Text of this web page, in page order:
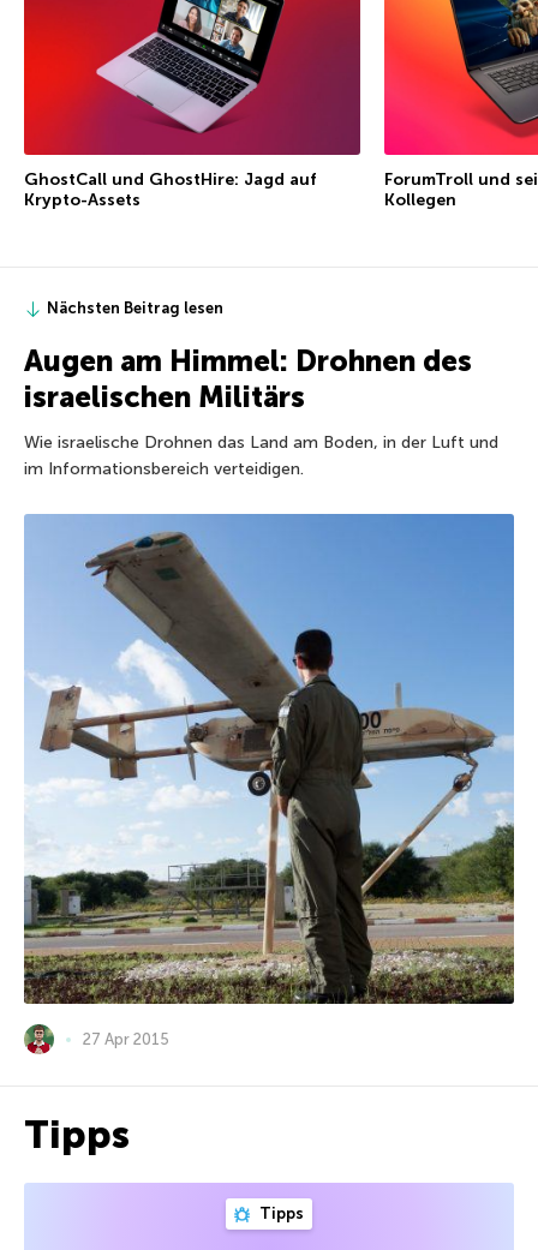
GhostCall und GhostHire: Jagd auf
Krypto-Assets
ForumTroll und
Kollegen
Nächsten Beitrag lesen
Augen am Himmel: Drohnen des
israelischen Militärs
Wie israelische Drohnen das Land am Boden, in der Luft und
im Informationsbereich verteidigen.
27 Apr 2015
Tipps
Tipps